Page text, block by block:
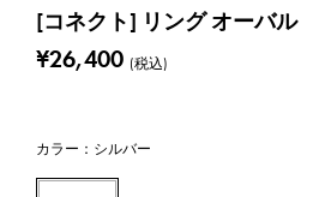
[コネクト] リング オーバル
¥26,400 (税込)
カラー：シルバー